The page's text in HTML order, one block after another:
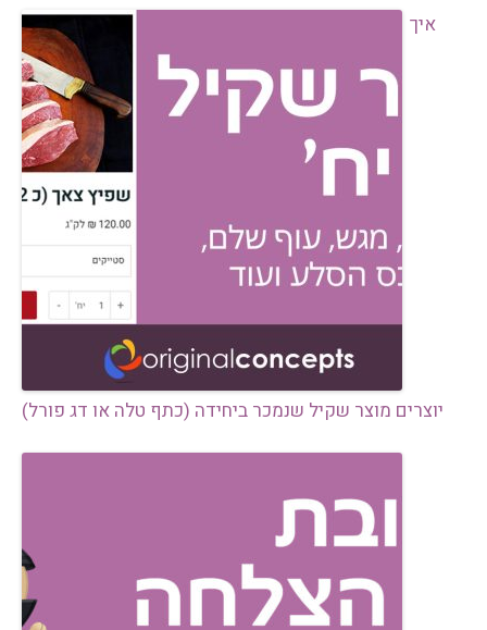
איך
יוצרים מוצר שקיל שנמכר ביחידה (כתף טלה או דג פורל)